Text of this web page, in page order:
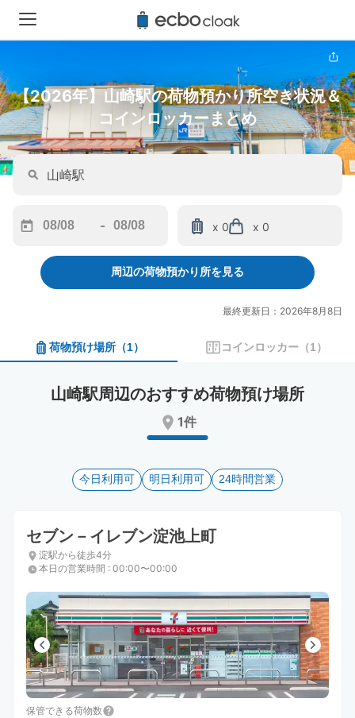
【2026年】山崎駅の荷物預かり所空き状況＆
コインロッカーまとめ
forward
interact
calendar
and
date.
the
keyboard
shortcuts
for
changing
dates.
-
backward
to
interact
calendar
and
a
date.
mark
key
the
keyboard
for
changing
dates.
x 0 x 0
周辺の荷物預かり所を見る
最終更新日：2026年8月8日
荷物預け場所 （1） コインロッカー （1）
山崎駅周辺のおすすめ荷物預け場所
1件
今日利用可 明日利用可 24時間営業
セブン－イレブン淀池上町
淀駅から徒歩4分
本日の営業時間 : 00:00〜00:00
保管できる荷物数